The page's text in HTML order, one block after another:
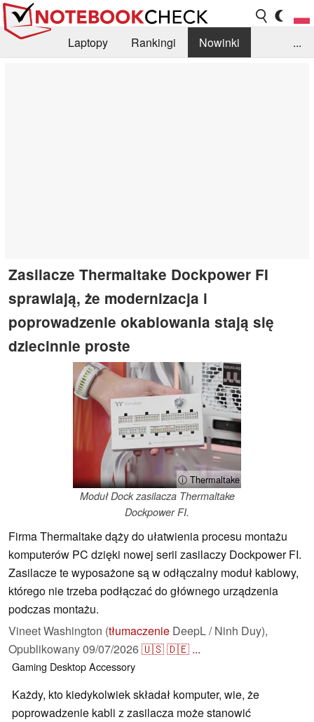
Laptopy Rankingi
Nowinki
...
Zasilacze Thermaltake Dockpower FI
sprawiają, że modernizacja i
poprowadzenie okablowania stają się
dziecinnie proste
ⓘ Thermaltake
Moduł Dock zasilacza Thermaltake
Dockpower FI.
Firma Thermaltake dąży do ułatwienia procesu montażu
komputerów PC dzięki nowej serii zasilaczy Dockpower FI.
Zasilacze te wyposażone są w odłączalny moduł kablowy,
którego nie trzeba podłączać do głównego urządzenia
podczas montażu.
Vineet Washington (tłumaczenie DeepL / Ninh Duy),
Opublikowany09/07/2026🇺🇸🇩🇪 ...
Gaming DesktopAccessory
Każdy, kto kiedykolwiek składał komputer, wie, że
poprowadzenie kabli z zasilacza może stanowić